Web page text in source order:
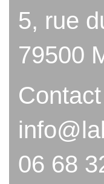
5, rue
79500
06 68